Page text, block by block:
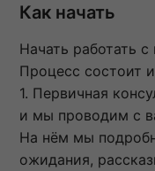
Как начать
Начать работать
Процесс состоит
1. Первичная
и мы проводим с
На нём мы
ожидания,